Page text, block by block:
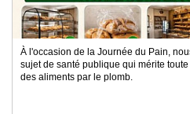
À l'occasion de la Journée du Pain,
sujet de santé publique qui mérite
des aliments par le plomb.